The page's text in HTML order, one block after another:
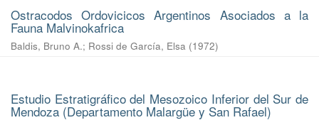
Ostracodos Ordovicicos Argentinos Asociados a la
Fauna Malvinokafrica
Baldis, Bruno A.; Rossi de García, Elsa (1972)
Estudio Estratigráfico del Mesozoico Inferior del Sur de
Mendoza (Departamento Malargüe y San Rafael)